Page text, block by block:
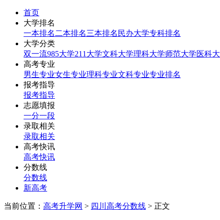
首页
大学排名
一本排名 二本排名三本排名 民办大学专科排名
大学分类
双一流985大学211大学文科大学理科大学师范大学医科
高考专业
男生专业女生专业理科专业文科专业专业排名
报考指导
报考指导
志愿填报
一分一段
录取相关
录取相关
高考快讯
高考快讯
分数线
分数线
新高考
当前位置： 高考升学网 > 四川高考分数线 > 正文